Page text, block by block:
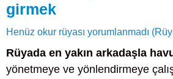
girmek
Henüz okur rüyası yorumlanmadı
Rüyada en yakın arkadaşla
yönetmeye ve yönlendirmeye